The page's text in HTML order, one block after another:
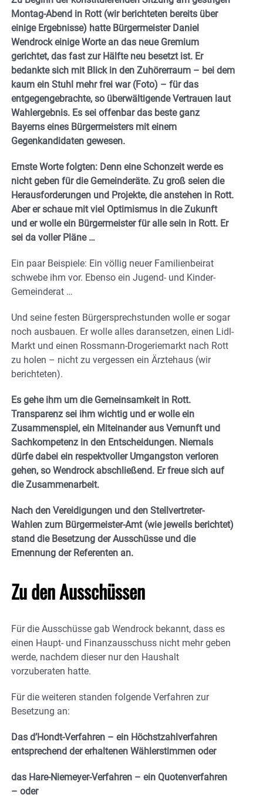
Montag-Abend in Rott (wir berichteten bereits über
einige Ergebnisse) hatte Bürgermeister Daniel
Wendrock einige Worte an das neue Gremium
gerichtet, das fast zur Hälfte neu besetzt ist. Er
bedankte sich mit Blick in den Zuhörerraum – bei dem
kaum ein Stuhl mehr frei war (Foto) – für das
entgegengebrachte, so überwältigende Vertrauen laut
Wahlergebnis. Es sei offenbar das beste ganz
Bayerns eines Bürgermeisters mit einem
Gegenkandidaten gewesen.
Ernste Worte folgten: Denn eine Schonzeit werde es
nicht geben für die Gemeinderäte. Zu groß seien die
Herausforderungen und Projekte, die anstehen in Rott.
Aber er schaue mit viel Optimismus in die Zukunft
und er wolle ein Bürgermeister für alle sein in Rott. Er
sei da voller Pläne …
Ein paar Beispiele: Ein völlig neuer Familienbeirat
schwebe ihm vor. Ebenso ein Jugend- und Kinder-
Gemeinderat …
Und seine festen Bürgersprechstunden wolle er sogar
noch ausbauen. Er wolle alles daransetzen, einen Lidl-
Markt und einen Rossmann-Drogeriemarkt nach Rott
zu holen – nicht zu vergessen ein Ärztehaus (wir
berichteten).
Es gehe ihm um die Gemeinsamkeit in Rott.
Transparenz sei ihm wichtig und er wolle ein
Zusammenspiel, ein Miteinander aus Vernunft und
Sachkompetenz in den Entscheidungen. Niemals
dürfe dabei ein respektvoller Umgangston verloren
gehen, so Wendrock abschließend. Er freue sich auf
die Zusammenarbeit.
Nach den Vereidigungen und den Stellvertreter-
Wahlen zum Bürgermeister-Amt (wie jeweils berichtet)
stand die Besetzung der Ausschüsse und die
Ernennung der Referenten an.
Zu den Ausschüssen
Für die Ausschüsse gab Wendrock bekannt, dass es
einen Haupt- und Finanzausschuss nicht mehr geben
werde, nachdem dieser nur den Haushalt
vorzuberaten hatte.
Für die weiteren standen folgende Verfahren zur
Besetzung an:
Das d’Hondt-Verfahren – ein Höchstzahlverfahren
entsprechend der erhaltenen Wählerstimmen oder
das Hare-Niemeyer-Verfahren – ein Quotenverfahren
– oder